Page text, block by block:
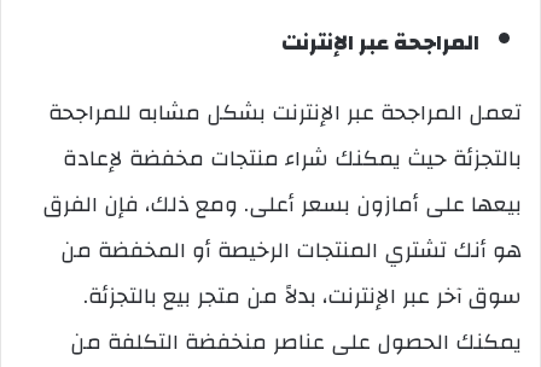
المراجحة عبر الإنترنت
تعمل المراجحة عبر الإنترنت بشكل مشابه للمراجحة
بالتجزئة حيث يمكنك شراء منتجات مخفضة لإعادة
بيعها على أمازون بسعر أعلى. ومع ذلك، فإن الفرق
هو أنك تشتري المنتجات الرخيصة أو المخفضة من
سوق آخر عبر الإنترنت، بدلاً من متجر بيع بالتجزئة.
يمكنك الحصول على عناصر منخفضة التكلفة من